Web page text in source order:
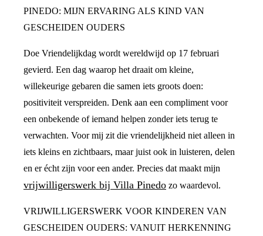
PINEDO: MIJN ERVARING ALS KIND VAN
GESCHEIDEN OUDERS
Doe Vriendelijkdag wordt wereldwijd op 17 februari
gevierd. Een dag waarop het draait om kleine,
willekeurige gebaren die samen iets groots doen:
positiviteit verspreiden. Denk aan een compliment voor
een onbekende of iemand helpen zonder iets terug te
verwachten. Voor mij zit die vriendelijkheid niet alleen in
iets kleins en zichtbaars, maar juist ook in luisteren, delen
en er écht zijn voor een ander. Precies dat maakt mijn
vrijwilligerswerk bij Villa Pinedo zo waardevol.
VRIJWILLIGERSWERK VOOR KINDEREN VAN
GESCHEIDEN OUDERS: VANUIT HERKENNING